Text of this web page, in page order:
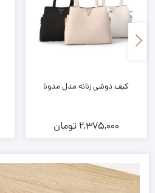
کیف دوشی زنانه مدل مدونا
2,375,000 تومان